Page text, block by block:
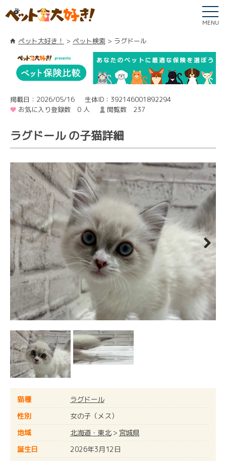
MENU
ペット大好き！ ペット検索 ラグドール
掲載日：2026/05/16
生体ID：392146001892294
お気に入り登録数 0 人
閲覧数 237
ラグドール の子猫詳細
Next
猫種
ラグドール
性別
女の子（メス）
地域
北海道・東北> 宮城県
誕生日
2026年3月12日